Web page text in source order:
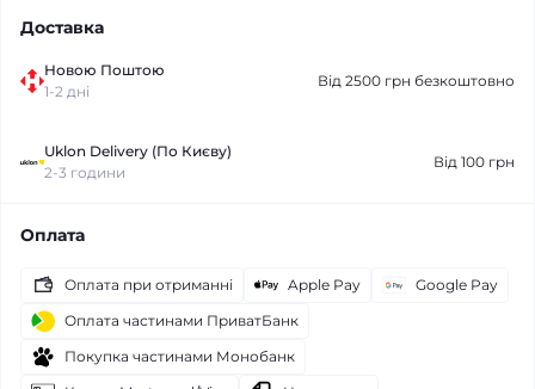
Доставка
Новою Поштою
1-2 дні
Від 2500 грн безкоштовно
Uklon Delivery (По Києву)
2-3 години
Від 100 грн
Оплата
Оплата при отриманні Apple Pay
Google Pay
Оплата частинами ПриватБанк
Покупка частинами Монобанк